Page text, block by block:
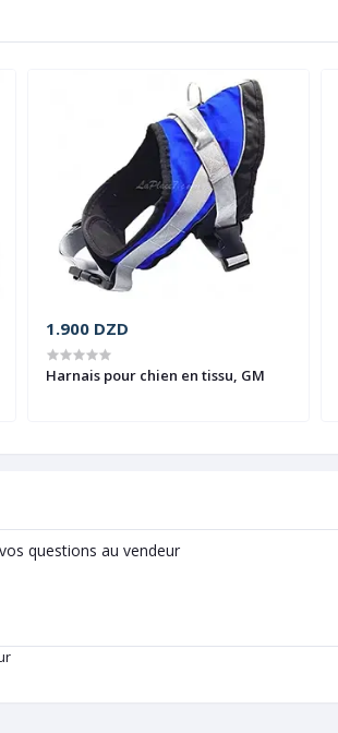
1.900 DZD
Harnais pour chien en tissu, GM
questions au vendeur